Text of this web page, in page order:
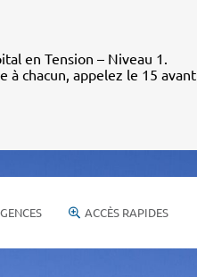
en Tension – Niveau 1.
à chacun, appelez le 15 avant
ACCÈS RAPIDES